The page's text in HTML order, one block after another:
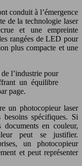
conduit à l’émergence
de la technologie laser
et une empreinte
rangées de LED pour
plus compacte et une
un équilibre
page.
un photocopieur laser
spécifiques. Si
documents en couleur,
peut se justifier.
un photocopieur
et peut représenter